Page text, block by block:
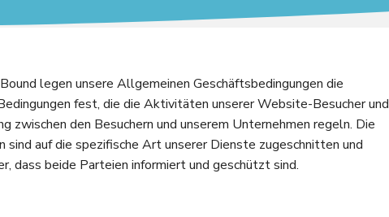
legen unsere Allgemeinen Geschäftsbedingungen die
fest, die die Aktivitäten unserer Website-Besucher und
zwischen den Besuchern und unserem Unternehmen regeln. Die
sind auf die spezifische Art unserer Dienste zugeschnitten und
dass beide Parteien informiert und geschützt sind.